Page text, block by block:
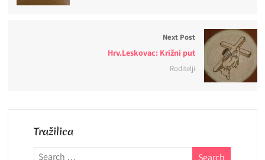
Next Post
Hrv.Leskovac: Križni put
Roditelji
Tražilica